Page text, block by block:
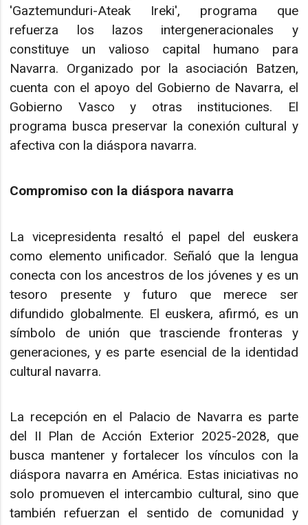
'Gaztemunduri-Ateak Ireki', programa que
refuerza los lazos intergeneracionales y
constituye un valioso capital humano para
Navarra. Organizado por la asociación Batzen,
cuenta con el apoyo del Gobierno de Navarra, el
Gobierno Vasco y otras instituciones. El
programa busca preservar la conexión cultural y
afectiva con la diáspora navarra.
Compromiso con la diáspora navarra
La vicepresidenta resaltó el papel del euskera
como elemento unificador. Señaló que la lengua
conecta con los ancestros de los jóvenes y es un
tesoro presente y futuro que merece ser
difundido globalmente. El euskera, afirmó, es un
símbolo de unión que trasciende fronteras y
generaciones, y es parte esencial de la identidad
cultural navarra.
La recepción en el Palacio de Navarra es parte
del II Plan de Acción Exterior 2025-2028, que
busca mantener y fortalecer los vínculos con la
diáspora navarra en América. Estas iniciativas no
solo promueven el intercambio cultural, sino que
también refuerzan el sentido de comunidad y